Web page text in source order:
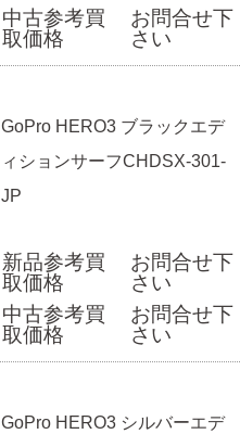
中古参考買
取価格
お問合せ下
さい
GoPro HERO3 ブラックエデ
ィションサーフCHDSX-301-
JP
新品参考買
取価格
お問合せ下
さい
中古参考買
取価格
お問合せ下
さい
GoPro HERO3 シルバーエデ